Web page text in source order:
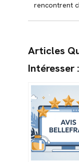
rencontrent
Articles
Intéresser :